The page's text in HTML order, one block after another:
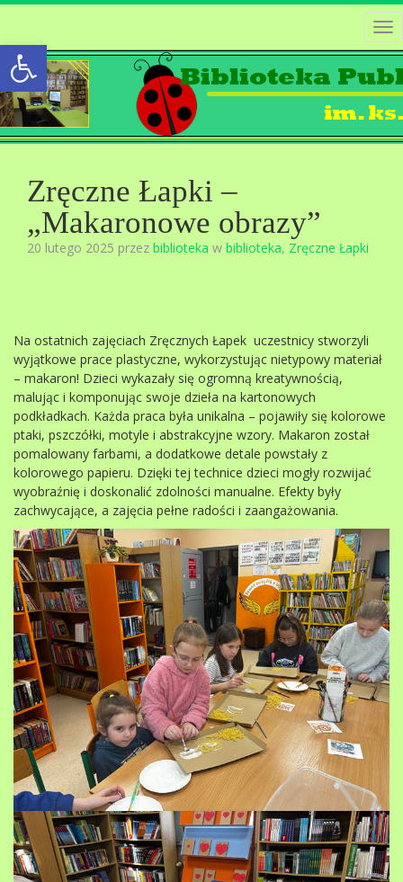
Open toolbar
Zręczne Łapki –
„Makaronowe obrazy”
20 lutego 2025 przez biblioteka w biblioteka, Zręczne Łapki
Na ostatnich zajęciach Zręcznych Łapek uczestnicy stworzyli
wyjątkowe prace plastyczne, wykorzystując nietypowy materiał
– makaron! Dzieci wykazały się ogromną kreatywnością,
malując i komponując swoje dzieła na kartonowych
podkładkach. Każda praca była unikalna – pojawiły się kolorowe
ptaki, pszczółki, motyle i abstrakcyjne wzory. Makaron został
pomalowany farbami, a dodatkowe detale powstały z
kolorowego papieru. Dzięki tej technice dzieci mogły rozwijać
wyobraźnię i doskonalić zdolności manualne. Efekty były
zachwycające, a zajęcia pełne radości i zaangażowania.